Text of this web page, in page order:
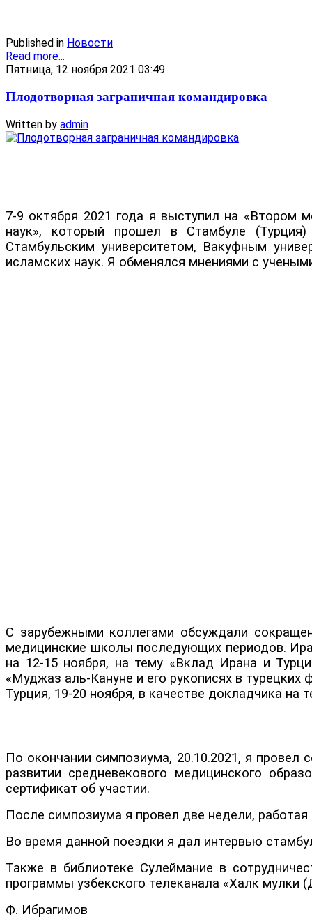
Published in Новости
Read more...
Пятница, 12 ноября 2021 03:49
Плодотворная заграничная командировка
Written by admin
7-9 октября 2021 года я выступил на «Втором
наук», который прошел в Стамбуле
Стамбульским университетом, Вакуфным
исламских наук. Я обменялся мнениями с
С зарубежными коллегами обсуждали
медицинские школы последующих периодов.
на 12-15 ноября, на тему «Вклад Ирана и
«Муджаз аль-Кануне и его рукописях в
Турция, 19-20 ноября, в качестве докладчика на
По окончании симпозиума, 20.10.2021, я
развитии средневекового медицинского
сертификат об участии.
После симпозиума я провел две недели,
Во время данной поездки я дал интервью
Также в библиотеке Сулеймание в
программы узбекского телеканала «Халк мулки
Ф. Ибрагимов